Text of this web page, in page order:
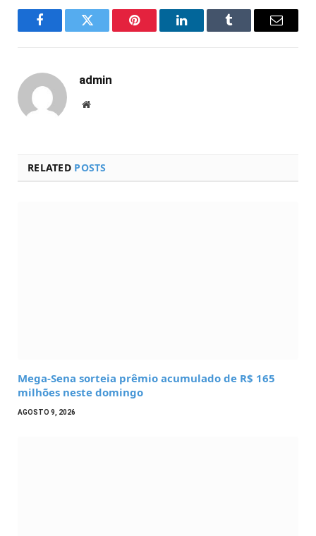
FacebookTwitter Pinterest LinkedInTumblr Email
admin
Website
RELATED POSTS
Mega-Sena sorteia prêmio acumulado de R$ 165
milhões neste domingo
AGOSTO 9, 2026